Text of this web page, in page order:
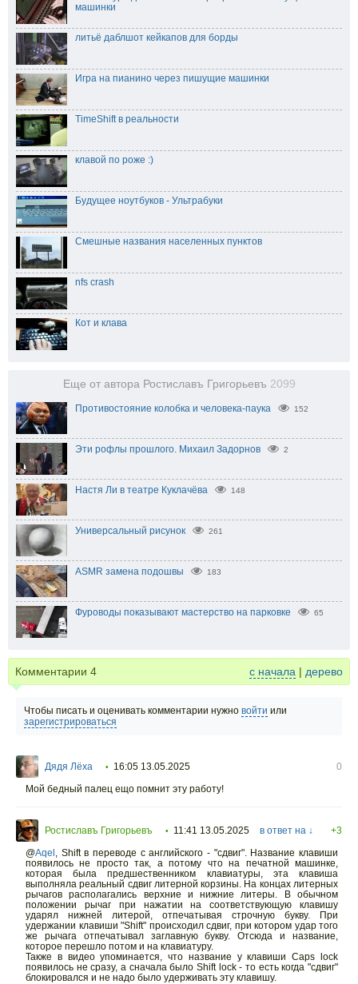
машинки
литьё даблшот кейкапов для борды
Игра на пианино через пишущие машинки
TimeShift в реальности
клавой по роже :)
Будущее ноутбуков - Ультрабуки
Смешные названия населенных пунктов
nfs crash
Кот и клава
Еще от автора Ростиславъ Григорьевъ 2099
Противостояние колобка и человека-паука 152
Эти рофлы прошлого. Михаил Задорнов 2
Настя Ли в театре Куклачёва 148
Универсальный рисунок 261
ASMR замена подошвы 183
Фуроводы показывают мастерство на парковке 65
Комментарии 4 с начала | дерево
Чтобы писать и оценивать комментарии нужно войти или
зарегистрироваться
Дядя Лёха • 16:05 13.05.2025
0
Мой бедный палец ещо помнит эту работу!
Ростиславъ Григорьевъ • 11:41 13.05.2025 в ответ на ↓
+3
@Aqel
Shift в переводе с английского - "сдвиг". Название клавиши
появилось не просто так, а потому что на печатной машинке,
которая была предшественником клавиатуры, эта клавиша
выполняла реальный сдвиг литерной корзины. На концах литерных
рычагов располагались верхние и нижние литеры. В обычном
положении рычаг при нажатии на соответствующую клавишу
ударял нижней литерой, отпечатывая строчную букву. При
удержании клавиши "Shift" происходил сдвиг, при котором удар того
же рычага отпечатывал заглавную букву. Отсюда и название,
которое перешло потом и на клавиатуру.
Также в видео упоминается, что название у клавиши Caps lock
появилось не сразу, а сначала было Shift lock - то есть когда "сдвиг"
блокировался и не надо было удерживать эту клавишу.